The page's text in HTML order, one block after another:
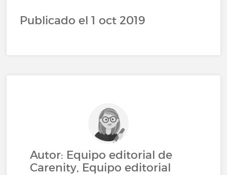
Publicado el 1 oct 2019
Autor: Equipo editorial de
Carenity, Equipo editorial